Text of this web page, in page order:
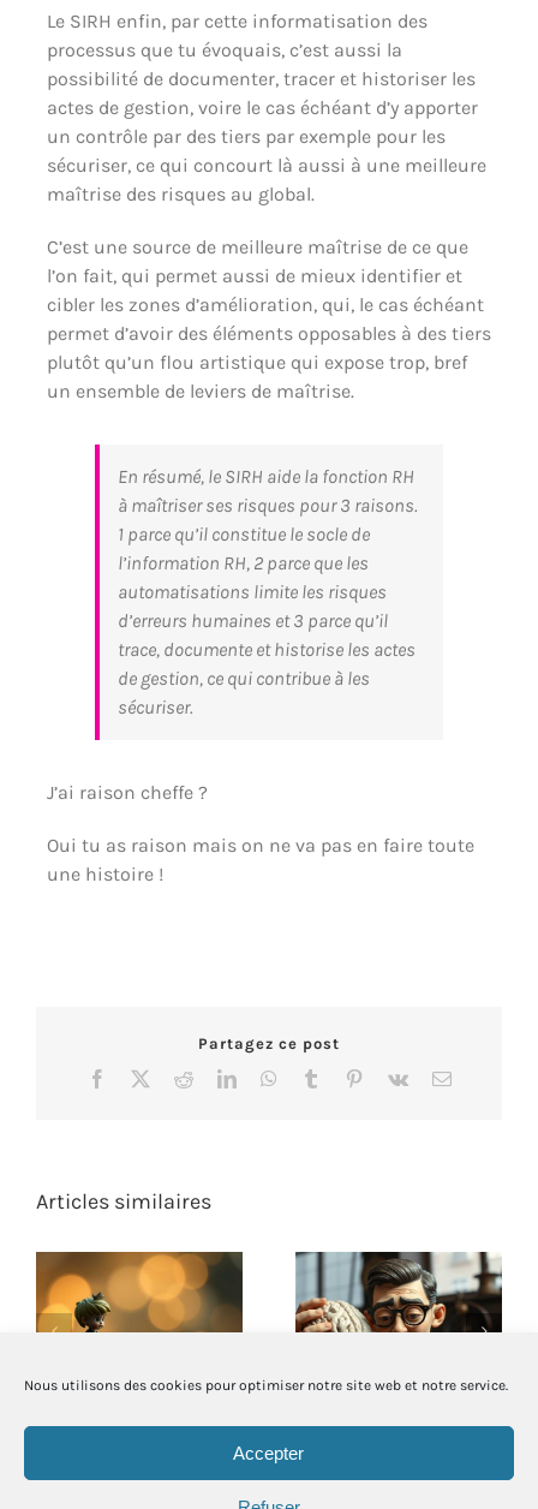
Nous utilisons des cookies pour optimiser notre site web et notre service.
Accepter
Le SIRH enfin, par cette informatisation des
processus que tu évoquais, c’est aussi la
possibilité de documenter, tracer et historiser les
actes de gestion, voire le cas échéant d’y apporter
un contrôle par des tiers par exemple pour les
sécuriser, ce qui concourt là aussi à une meilleure
maîtrise des risques au global.
C’est une source de meilleure maîtrise de ce que
l’on fait, qui permet aussi de mieux identifier et
cibler les zones d’amélioration, qui, le cas échéant
permet d’avoir des éléments opposables à des tiers
plutôt qu’un flou artistique qui expose trop, bref
un ensemble de leviers de maîtrise.
En résumé, le SIRH aide la fonction RH
à maîtriser ses risques pour 3 raisons.
1 parce qu’il constitue le socle de
l’information RH, 2 parce que les
automatisations limite les risques
d’erreurs humaines et 3 parce qu’il
trace, documente et historise les actes
de gestion, ce qui contribue à les
sécuriser.
J’ai raison cheffe ?
Oui tu as raison mais on ne va pas en faire toute
une histoire !
Partagez ce post
Facebook RedditLinkedInWhatsApp
Tumblr Pinterest
Vk Email
Articles similaires
L’utilité des
sensibles
Quand Taylor
manière de penser